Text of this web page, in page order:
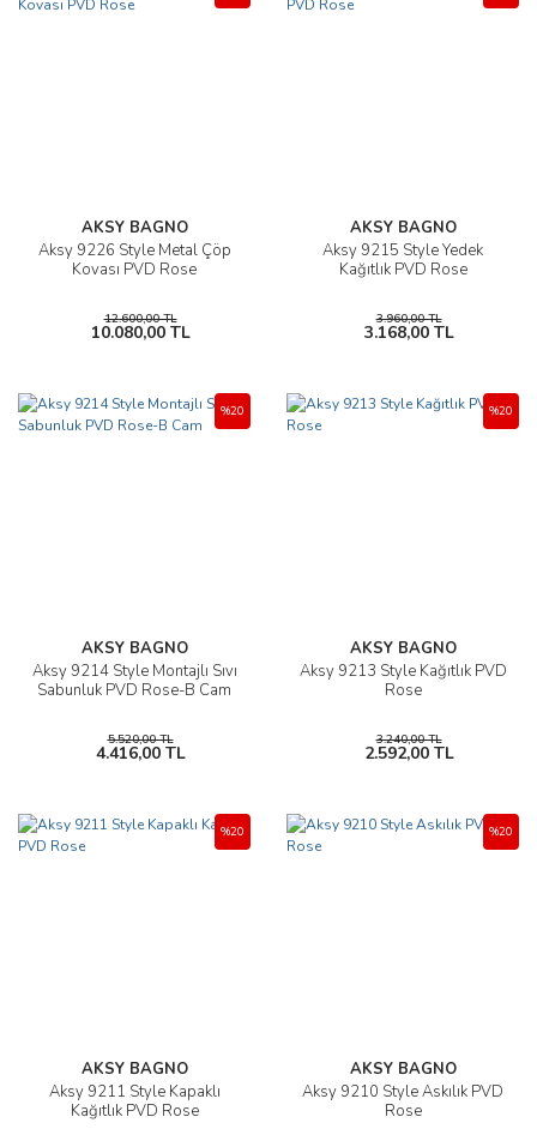
AKSY BAGNO
Aksy 9226 Style Metal Çöp
Kovası PVD Rose
12.600,00 TL
10.080,00 TL
AKSY BAGNO
Aksy 9215 Style Yedek
Kağıtlık PVD Rose
3.960,00 TL
3.168,00 TL
AKSY BAGNO
Aksy 9214 Style Montajlı Sıvı
Sabunluk PVD Rose-B Cam
%20
5.520,00 TL
4.416,00 TL
AKSY BAGNO
Aksy 9213 Style Kağıtlık PVD
Rose
%20
3.240,00 TL
2.592,00 TL
AKSY BAGNO
Aksy 9211 Style Kapaklı
Kağıtlık PVD Rose
%20
AKSY BAGNO
Aksy 9210 Style Askılık PVD
Rose
%20